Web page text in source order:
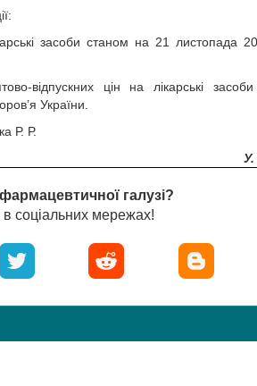
засоби станом на 21 листопада
відпускних цін на лікарські
України.
Р. Р.
галузі?
соціальних мережах!